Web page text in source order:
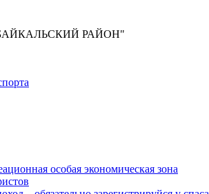
РАЙОН"
особая экономическая зона